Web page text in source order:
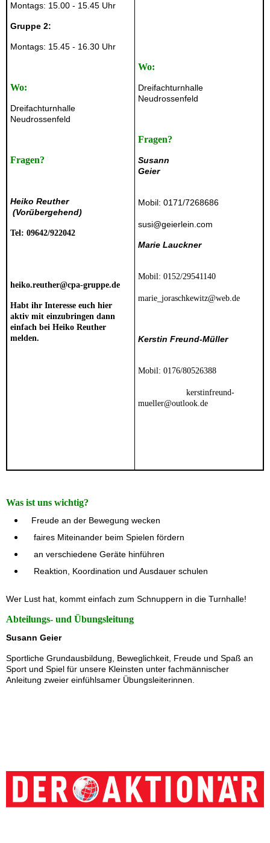
Montags: 15.00 - 15.45 Uhr
Gruppe 2:
Montags: 15.45 - 16.30 Uhr
Wo:
Dreifachturnhalle
Neudrossenfeld
Fragen?
Heiko Reuther
(Vorübergehend)
Tel: 09642/922042
heiko.reuther@cpa-gruppe.de
Habt ihr Interesse euch hier
aktiv mit einzubringen dann
einfach bei Heiko Reuther
melden.
Wo:
Dreifachturnhalle
Neudrossenfeld
Fragen?
Susann
Geier
Mobil: 0171/7268686
susi@geierlein.com
Marie Lauckner
Mobil: 0152/29541140
marie_joraschkewitz@web.de
Kerstin Freund-Müller
Mobil: 0176/80526388
kerstinfreund-
mueller@outlook.de
Was ist uns wichtig?
Freude an der Bewegung wecken
faires Miteinander beim Spielen fördern
an verschiedene Geräte hinführen
Reaktion, Koordination und Ausdauer schulen
Wer Lust hat, kommt einfach zum Schnuppern in die Turnhalle!
Abteilungs- und Übungsleitung
Susann Geier
Sportliche Grundausbildung, Beweglichkeit, Freude und Spaß an
Sport und Spiel für unsere Kleinsten unter fachmännischer
Anleitung zweier einfühlsamer Übungsleiterinnen.